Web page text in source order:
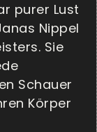
purer Lust
Nippel
Sie
Schauer
Körper